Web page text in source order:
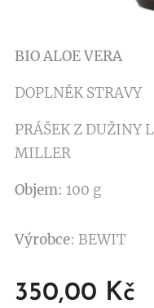
BIO ALOE VERA
DOPLNĚK STRAVY
PRÁŠEK Z DUŽINY
MILLER
Objem: 100 g
Výrobce: BEWIT
350,00 Kč